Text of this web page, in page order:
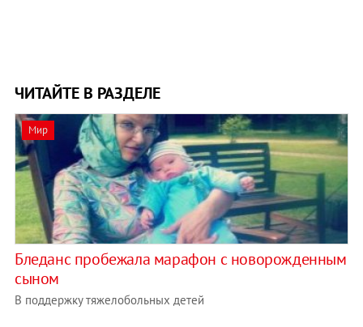
ЧИТАЙТЕ В РАЗДЕЛЕ
Мир
Бледанс пробежала марафон с новорожденным
сыном
В поддержку тяжелобольных детей